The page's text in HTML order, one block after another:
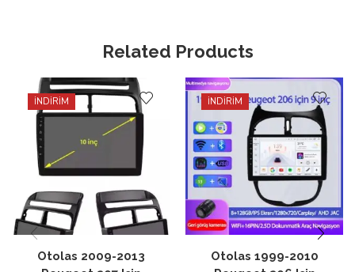
Related Products
İNDİRİM
Otolas 2009-2013
İNDİRİM
Otolas 1999-2010